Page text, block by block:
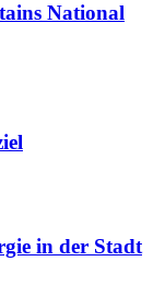
National
in der Stadt